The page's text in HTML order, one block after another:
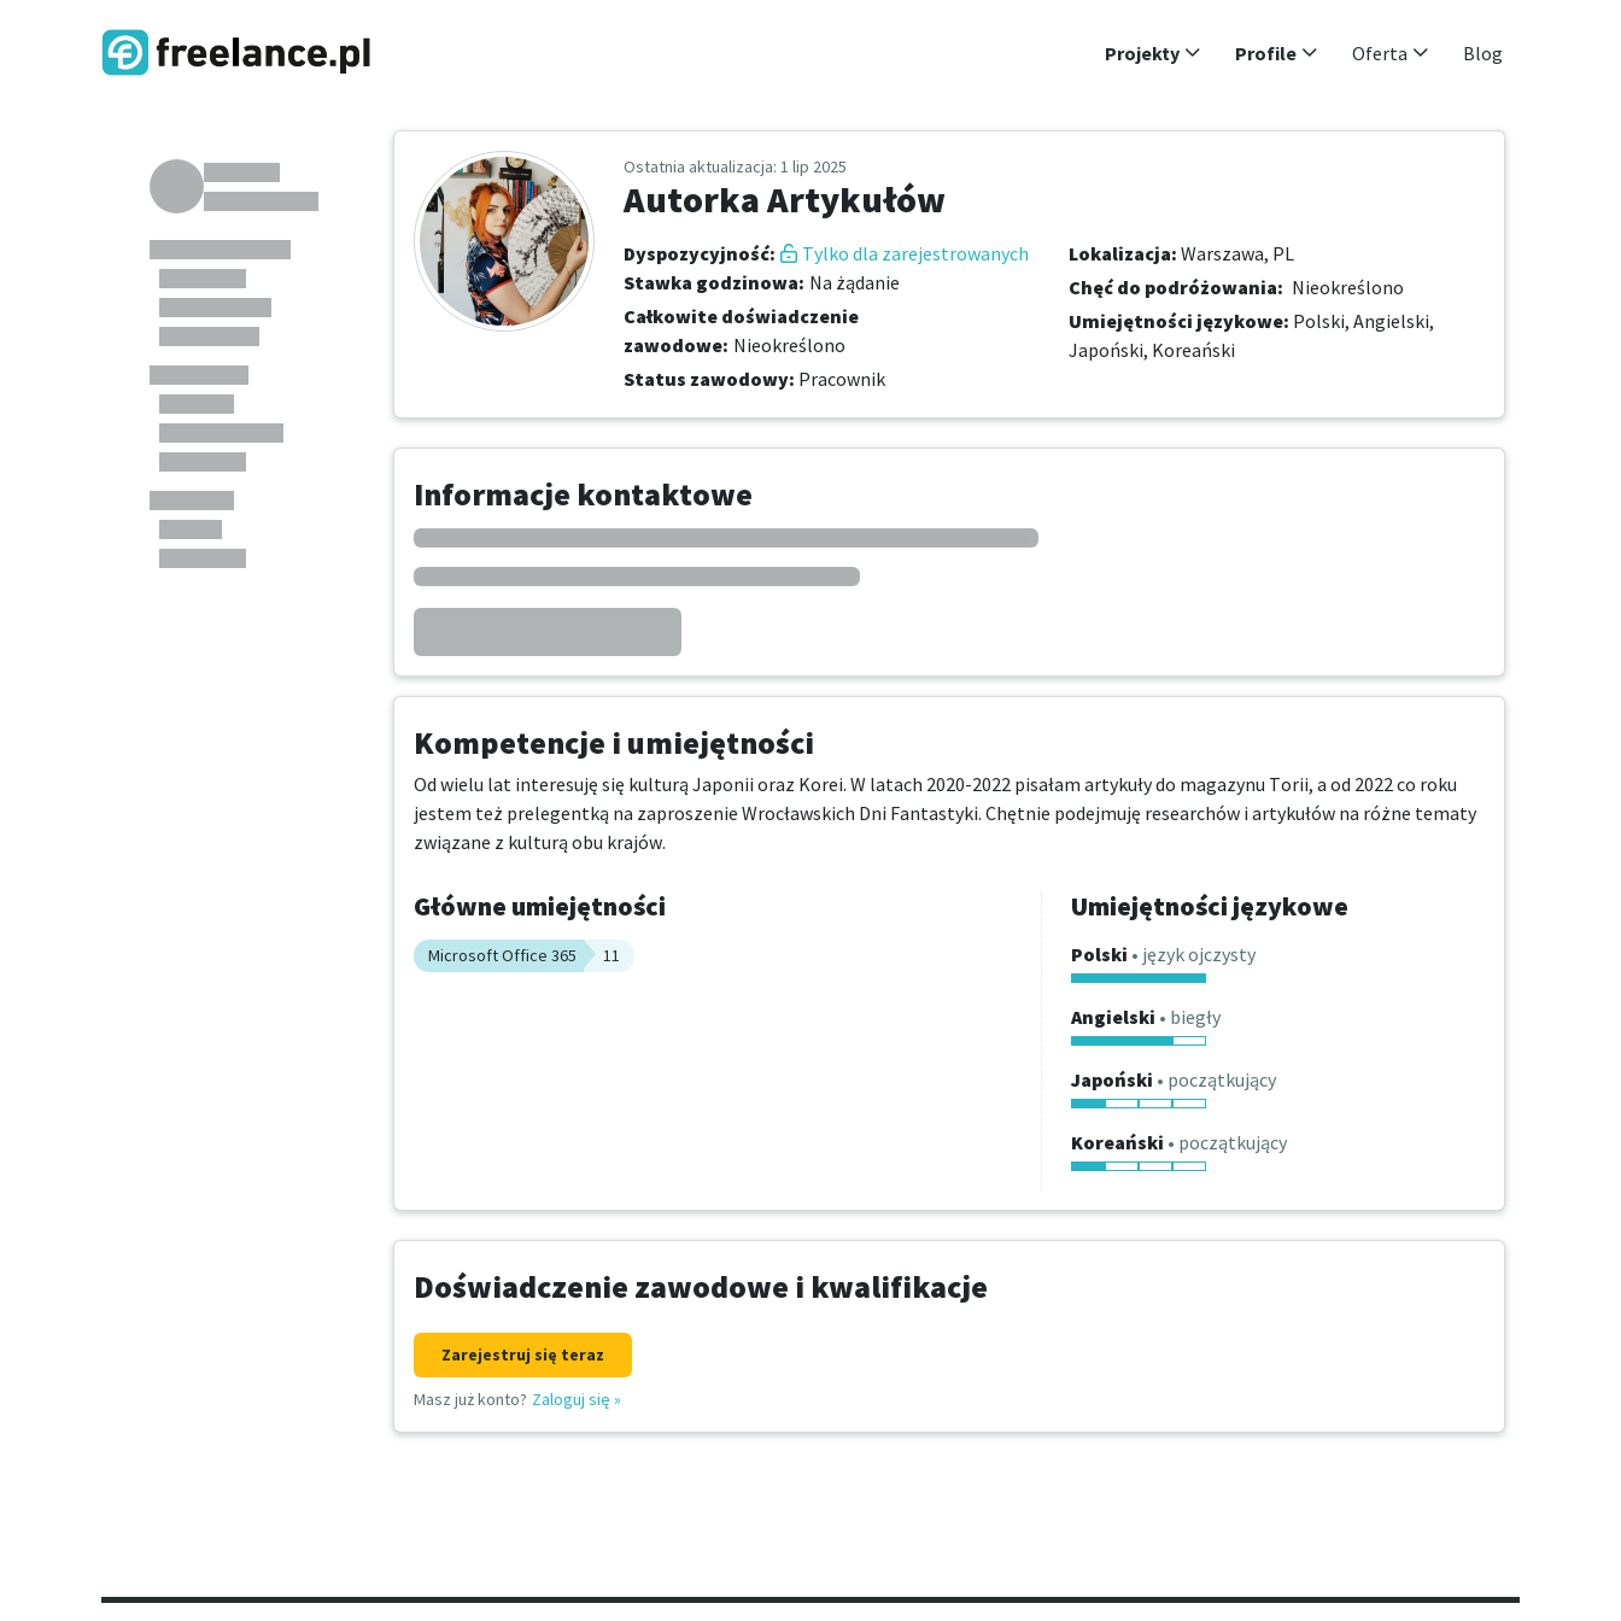
Projekty Profile Oferta Blog
Ostatnia aktualizacja: 1 lip 2025
Autorka Artykułów
Dyspozycyjność:
Tylko dla zarejestrowanych
Stawka godzinowa: Na żądanie
Całkowite doświadczenie
zawodowe: Nieokreślono
Status zawodowy: Pracownik
Lokalizacja: Warszawa, PL
Chęć do podróżowania: Nieokreślono
Umiejętności językowe: Polski, Angielski,
Japoński, Koreański
Informacje kontaktowe
Kompetencje i umiejętności
Od wielu lat interesuję się kulturą Japonii oraz Korei. W latach 2020-2022 pisałam artykuły do magazynu Torii, a od 2022 co roku
jestem też prelegentką na zaproszenie Wrocławskich Dni Fantastyki. Chętnie podejmuję researchów i artykułów na różne tematy
związane z kulturą obu krajów.
Główne umiejętności
Microsoft Office 365 11
Umiejętności językowe
Polski • język ojczysty
Angielski • biegły
Japoński • początkujący
Koreański • początkujący
Doświadczenie zawodowe i kwalifikacje
Zarejestruj się teraz
Masz już konto? Zaloguj się »